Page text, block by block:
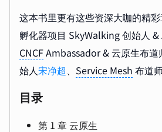
这本书里更有这些资深大咖的精
孵化器项目 SkyWalking 创始人 &
CNCFAmbassador & 云原生布道
始人宋净超 Service Mesh 布道
目录
第 1 章 云原生